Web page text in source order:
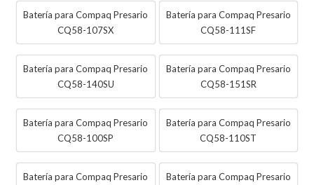
Batería para Compaq Presario
CQ58-107SX
Batería para Compaq Presario
CQ58-111SF
Batería para Compaq Presario
CQ58-140SU
Batería para Compaq Presario
CQ58-151SR
Batería para Compaq Presario
CQ58-100SP
Batería para Compaq Presario
CQ58-110ST
Batería para Compaq Presario
Batería para Compaq Presario